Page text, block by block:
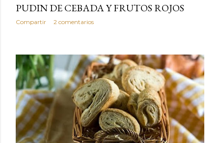
PUDIN DE CEBADA Y FRUTOS ROJOS
Compartir 2 comentarios